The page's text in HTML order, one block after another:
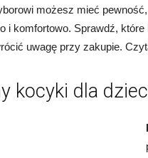
możesz mieć
i komfortowo. Sprawdź, które
uwagę przy zakupie.
kocyki dla